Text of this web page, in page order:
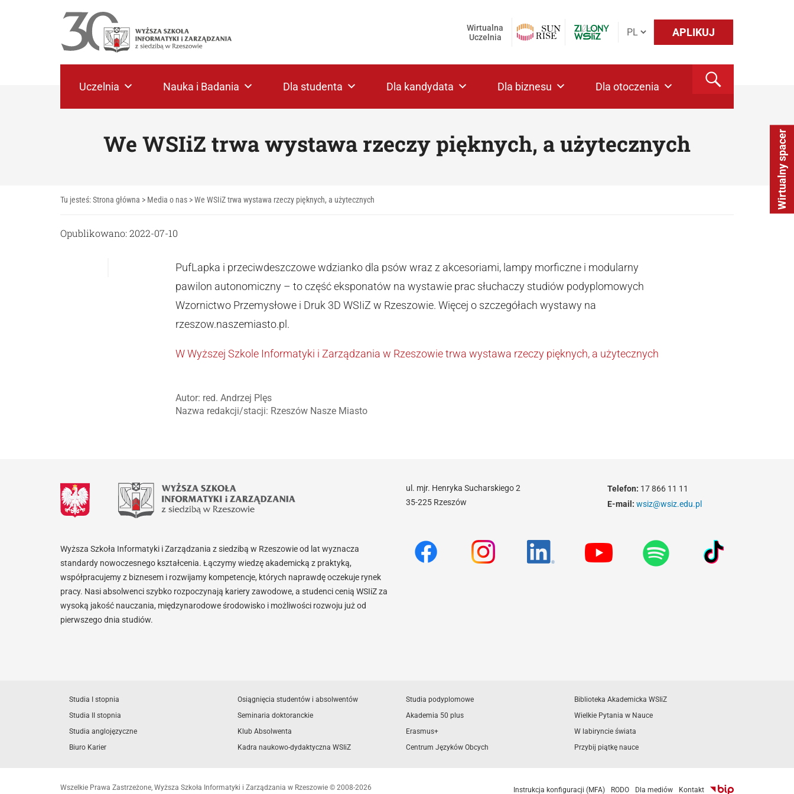
Wirtualny spacer
APLIKUJ
Wirtualna
Uczelnia
Uczelnia Nauka i Badania Dla studenta Dla kandydata Dla biznesu Dla otoczenia
We WSIiZ trwa wystawa rzeczy pięknych, a użytecznych
Tu jesteś:Strona główna > Media o nas >We WSIiZ trwa wystawa rzeczy pięknych, a użytecznych
Opublikowano: 2022-07-10
PufLapka i przeciwdeszczowe wdzianko dla psów wraz z akcesoriami, lampy morficzne i modularny
pawilon autonomiczny – to część eksponatów na wystawie prac słuchaczy studiów podyplomowych
Wzornictwo Przemysłowe i Druk 3D WSIiZ w Rzeszowie. Więcej o szczegółach wystawy na
rzeszow.naszemiasto.pl.
W Wyższej Szkole Informatyki i Zarządzania w Rzeszowie trwa wystawa rzeczy pięknych, a użytecznych
Autor: red. Andrzej Plęs
Nazwa redakcji/stacji: Rzeszów Nasze Miasto
Wyższa Szkoła Informatyki i Zarządzania z siedzibą w Rzeszowie od lat wyznacza
standardy nowoczesnego kształcenia. Łączymy wiedzę akademicką z praktyką,
współpracujemy z biznesem i rozwijamy kompetencje, których naprawdę oczekuje rynek
pracy. Nasi absolwenci szybko rozpoczynają kariery zawodowe, a studenci cenią WSIiZ za
wysoką jakość nauczania, międzynarodowe środowisko i możliwości rozwoju już od
pierwszego dnia studiów.
ul. mjr. Henryka Sucharskiego 2
35-225 Rzeszów
Telefon: 17 866 11 11
E-mail: wsiz@wsiz.edu.pl
Studia I stopnia
Studia II stopnia
Studia anglojęzyczne
Biuro Karier
Osiągnięcia studentów i absolwentów
Seminaria doktoranckie
Klub Absolwenta
Kadra naukowo-dydaktyczna WSIiZ
Studia podyplomowe
Akademia 50 plus
Erasmus+
Centrum Języków Obcych
Biblioteka Akademicka WSIiZ
Wielkie Pytania w Nauce
W labiryncie świata
Przybij piątkę nauce
Wszelkie Prawa Zastrzeżone, Wyższa Szkoła Informatyki i Zarządzania w Rzeszowie © 2008-2026 Instrukcja konfiguracji (MFA) RODO Dla mediów Kontakt